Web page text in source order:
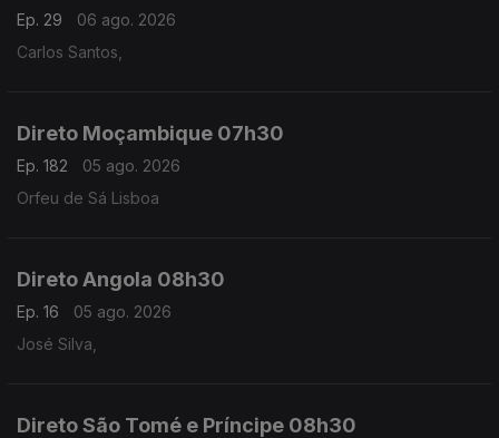
Ep. 29
06 ago. 2026
Carlos Santos,
Direto Moçambique 07h30
Ep. 182
05 ago. 2026
Orfeu de Sá Lisboa
Direto Angola 08h30
Ep. 16
05 ago. 2026
José Silva,
Direto São Tomé e Príncipe 08h30